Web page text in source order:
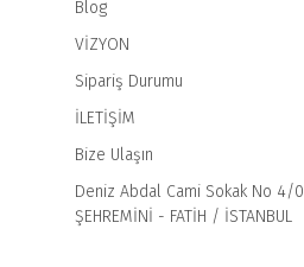
Blog
VİZYON
Sipariş Durumu
İLETİŞİM
Bize Ulaşın
Deniz Abdal Cami Sokak No 4/0
ŞEHREMİNİ - FATİH / İSTANBUL